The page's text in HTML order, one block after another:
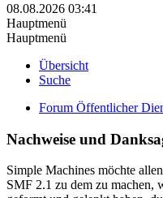
08.08.2026 03:41
Hauptmenü
Hauptmenü
Übersicht
Suche
Forum Öffentlicher
Nachweise und
Simple Machines möchte
SMF 2.1 zu dem zu machen,